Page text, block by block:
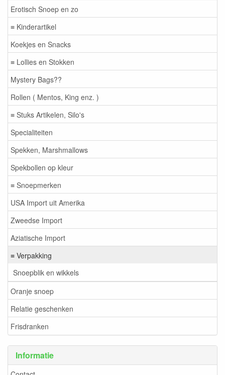
Erotisch Snoep en zo
≡ Kinderartikel
Koekjes en Snacks
≡ Lollies en Stokken
Mystery Bags??
Rollen ( Mentos, King enz. )
≡ Stuks Artikelen, Silo's
Specialiteiten
Spekken, Marshmallows
Spekbollen op kleur
≡ Snoepmerken
USA Import uit Amerika
Zweedse Import
Aziatische Import
≡ Verpakking
Snoepblik en wikkels
Oranje snoep
Relatie geschenken
Frisdranken
Informatie